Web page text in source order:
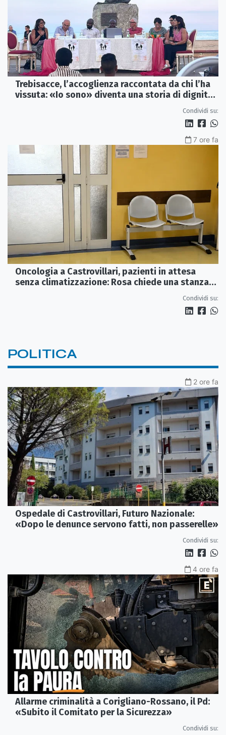
Trebisacce, l’accoglienza raccontata da chi l’ha
vissuta: «Io sono» diventa una storia di dignità
Condividi su:
7 ore fa
Oncologia a Castrovillari, pazienti in attesa
senza climatizzazione: Rosa chiede una stanza
Condividi su:
POLITICA
2 ore fa
Ospedale di Castrovillari, Futuro Nazionale:
«Dopo le denunce servono fatti, non passerelle»
Condividi su:
4 ore fa
Allarme criminalità a Corigliano-Rossano, il Pd:
«Subito il Comitato per la Sicurezza»
Condividi su: